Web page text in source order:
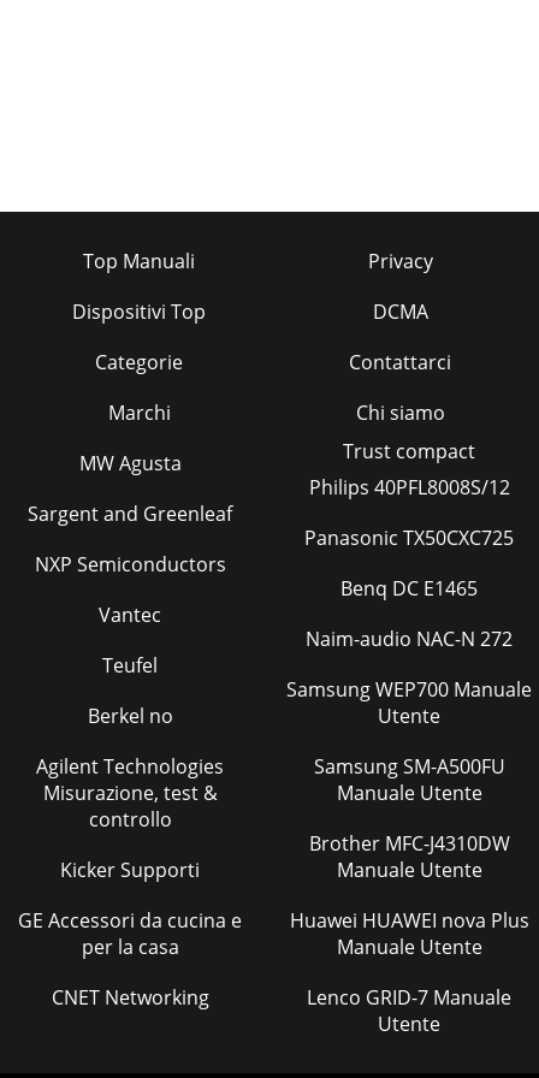
Pagina 44
jamčimo Kompernass GmbH, da bo izdelek v garan-cijskem
Pagina 45
3FKM 2400 A1GBWarning noticesIn these extant operating
instructions the following warning notices are used:
WARNINGA warning at this risk level indica
Pagina 46 - Upravljanje in uporaba
48FKM 2400 A1
Pagina 47 - Shranjevanje
49FKM 2400 A1CZObsahÚvod . . . . . . . . . . . . . . . . . . . . . . . . . . . . . .
. . . . . . . . . . . . . . . . . . . . . . . . . . 50Informace k
Pagina 48 - Odstranitev
50FKM 2400 A1CZÚvodInformace k tomuto návodu k
obsluzeTento návod k obsluze je součástí zametacího stroje
FKM 2400 A1 (následně označen jako přístroj)
51FKM 2400 A1CZVýstražná upozorněníV předloženém
návodu k obsluze jsou použita následující výstražná
upozornění: VÝSTRAHATímto výstražným upozorněním
Pagina 50
přístroj na jeho řádný stav a provozní bezpečnost. Pokud
není přístroj v bezzávadném stavu, tak s
Pagina 51
53FKM 2400 A1CZVybaleníPřístroj a návod k obsluze vyberte
Top Manuali
Dispositivi Top
Categorie
Marchi
Privacy
DCMA
Contattarci
Chi siamo
MW Agusta
Sargent and Greenleaf
NXP Semiconductors
Vantec
Teufel
Berkel no
Agilent Technologies
Misurazione, test &
controllo
Kicker Supporti
GE Accessori da cucina e
per la casa
CNET Networking
Trust compact
Philips 40PFL8008S/12
Panasonic TX50CXC725
Benq DC E1465
Naim-audio NAC-N 272
Samsung WEP700 Manuale
Utente
Samsung SM-A500FU
Manuale Utente
Brother MFC-J4310DW
Manuale Utente
Huawei HUAWEI nova Plus
Manuale Utente
Lenco GRID-7 Manuale
Utente